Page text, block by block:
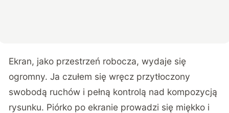
Ekran, jako przestrzeń robocza, wydaje się
ogromny. Ja czułem się wręcz przytłoczony
swobodą ruchów i pełną kontrolą nad kompozycją
rysunku. Piórko po ekranie prowadzi się miękko i